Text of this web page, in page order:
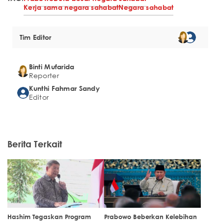
Kerja sama negara sahabatNegara sahabat
Tim Editor
Binti Mufarida
Reporter
Kunthi Fahmar Sandy
Editor
Berita Terkait
Hashim Tegaskan Program
Prabowo Beberkan Kelebihan